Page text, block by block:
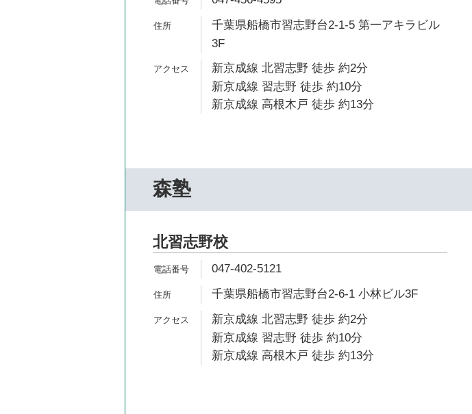
千葉県船橋市習志野台2-1-5 第一アキラビル
3F
新京成線 北習志野 徒歩 約2分
新京成線 習志野 徒歩 約10分
新京成線 高根木戸 徒歩 約13分
森塾
北習志野校
047-402-5121
千葉県船橋市習志野台2-6-1 小林ビル3F
新京成線 北習志野 徒歩 約2分
新京成線 習志野 徒歩 約10分
新京成線 高根木戸 徒歩 約13分